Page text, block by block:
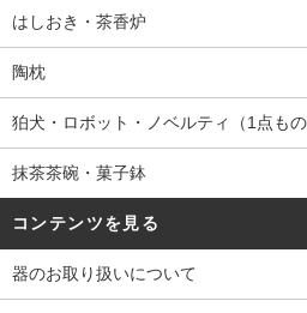
はしおき・茶香炉
陶枕
狛犬・ロボット・ノベルティ（1点もの
抹茶茶碗・菓子鉢
コンテンツを見る
器のお取り扱いについて